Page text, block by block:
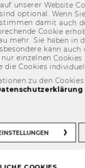
Wien)
-
un­se­rer Web­site
op­tio­nal. Wenn
damit auch
Coo­kie
mehr. Sie haben
kann
nur ein­zel­nen
die Coo­kies
zu den
.